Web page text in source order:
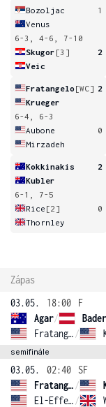
Bozoljac
1
Venus
6-3, 4-6, 7-10
Skugor [3]
2
Veic
Fratangelo [WC] 2
Krueger
6-4, 6-3
Aubone
0
Mirzadeh
Kokkinakis
2
Kubler
6-1, 7-5
Rice [2]
0
Thornley
Zápas
03.05.
18:00
F
Agar/
Bader
Fratangelo /
semifinále
03.05. 02:40
SF
Fratangelo /
El-Effendi /